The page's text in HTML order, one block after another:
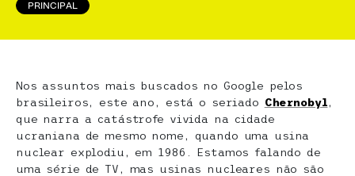
PRINCIPAL
Nos assuntos mais buscados no Google pelos
brasileiros, este ano, está o seriado Chernobyl,
que narra a catástrofe vivida na cidade
ucraniana de mesmo nome, quando uma usina
nuclear explodiu, em 1986. Estamos falando de
uma série de TV, mas usinas nucleares não são